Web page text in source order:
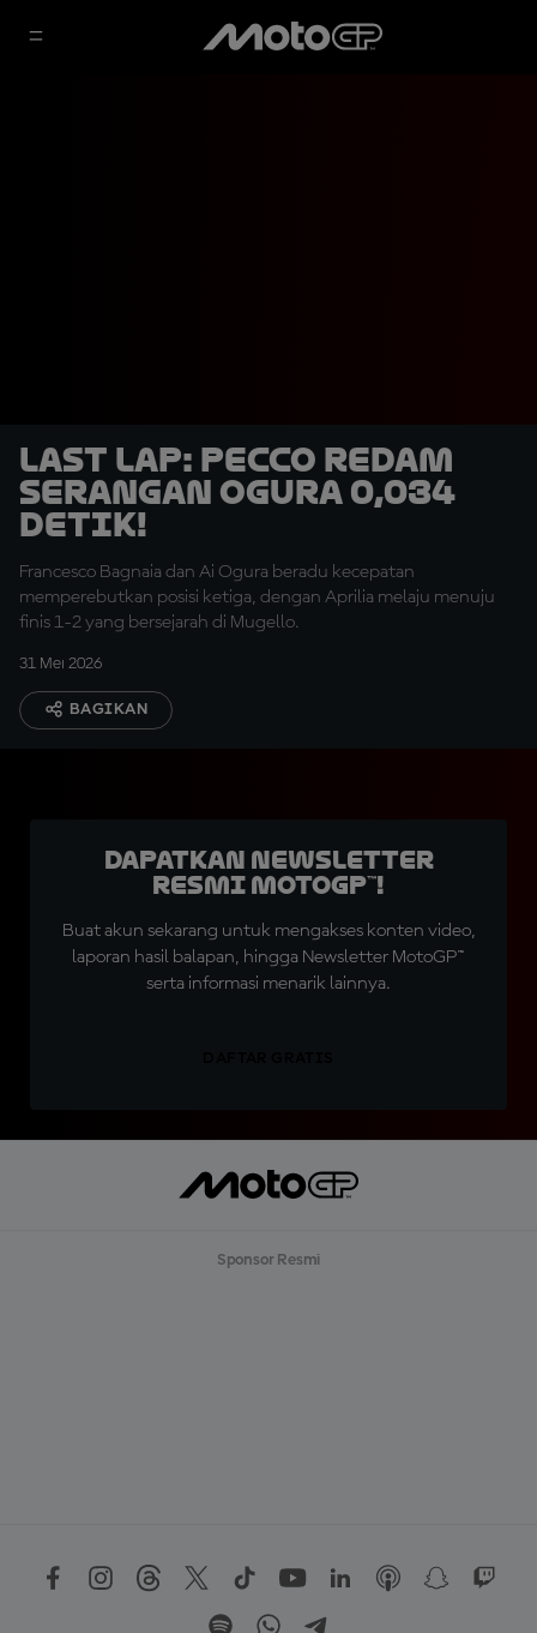
LAST LAP: Pecco Redam
Serangan Ogura 0,034
Detik!
Francesco Bagnaia dan Ai Ogura beradu kecepatan
memperebutkan posisi ketiga, dengan Aprilia melaju menuju
finis 1-2 yang bersejarah di Mugello.
31 Mei 2026
BAGIKAN
Dapatkan Newsletter
Resmi MotoGP™!
Buat akun sekarang untuk mengakses konten video,
laporan hasil balapan, hingga Newsletter MotoGP™
serta informasi menarik lainnya.
Sponsor Resmi